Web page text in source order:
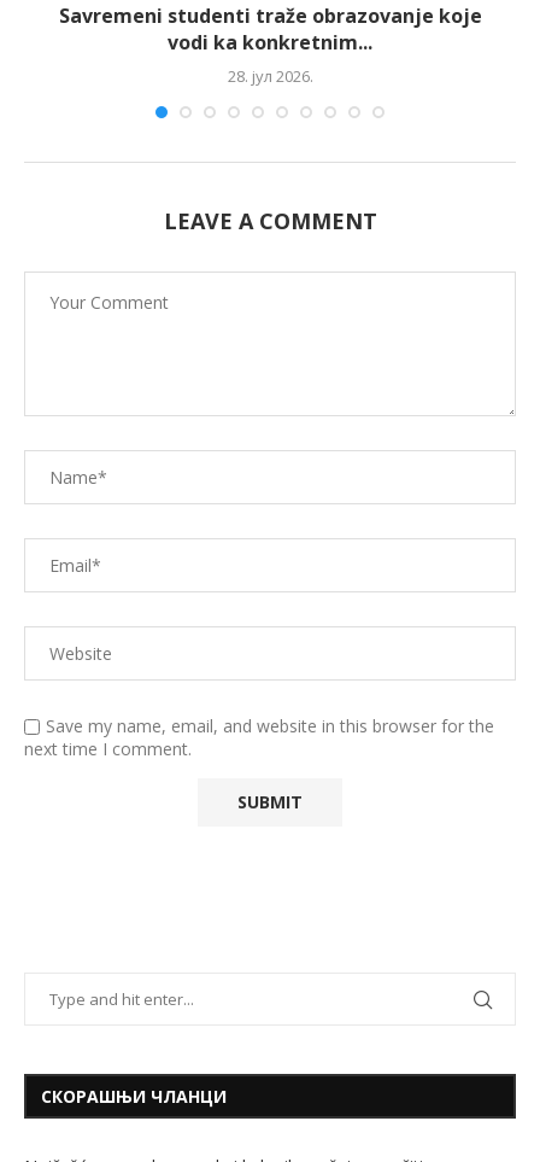
Savremeni studenti traže obrazovanje koje
vodi ka konkretnim...
28. јул 2026.
LEAVE A COMMENT
Save my name, email, and website in this browser for the
next time I comment.
СКОРАШЊИ ЧЛАНЦИ